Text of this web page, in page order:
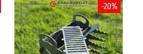
-20%